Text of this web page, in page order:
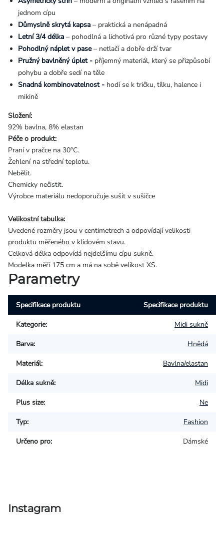
jednom cípu
Důmyslně skrytá kapsa – praktická a nenápadná
Letní 3/4 délka – pohodlná a lichotivá pro různé typy postavy
Pohodlný náplet v pase– netlačí a dobře drží tvar
Pružný bavlněný úplet - příjemný materiál, který se přizpůsobí
pohybu a dobře sedí na těle
Snadná kombinovatelnost - hodí se k tričku, tílku, halence i
mikině
Složení:
92% bavlna, 8% elastan
Péče o produkt:
Praní v pračce na 30°C.
Žehlení na střední teplotu.
Nebělit.
Chemicky nečistit.
Výrobce materiálu nedoporučuje sušit v sušičce
Velikostní tabulka:
Uvedené rozměry jsou v centimetrech a odpovídají velikosti
produktu měřeného v klidovém stavu.
Celková délka odpovídá nejdelšímu cípu sukně.
Modelka měří 175 cm a má na sobě velikost XS.
Parametry
Specifikace produktu Specifikace produktu
Kategorie: Midi sukně
Barva: Hnědá
Materiál: Bavlna/elastan
Délka sukně: Midi
Plus size: Ne
Typ: Fashion
Určeno pro: Dámské
Instagram